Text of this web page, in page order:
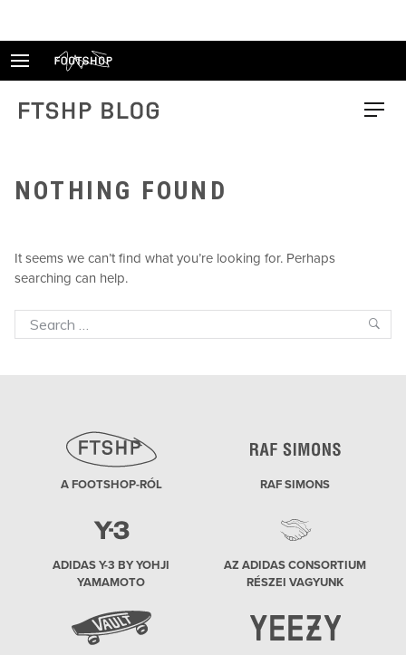
FTSHP blog Menu
NOTHING FOUND
It seems we can’t find what you’re looking for. Perhaps
searching can help.
Search
for:
A FOOTSHOP-RÓL RAF SIMONS
ADIDAS Y-3 BY YOHJI
YAMAMOTO
AZ ADIDAS CONSORTIUM
RÉSZEI VAGYUNK